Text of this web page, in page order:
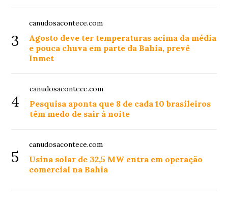
3
canudosacontece.com
Agosto deve ter temperaturas acima da média
e pouca chuva em parte da Bahia, prevê
Inmet
4
canudosacontece.com
Pesquisa aponta que 8 de cada 10 brasileiros
têm medo de sair à noite
5
canudosacontece.com
Usina solar de 32,5 MW entra em operação
comercial na Bahia